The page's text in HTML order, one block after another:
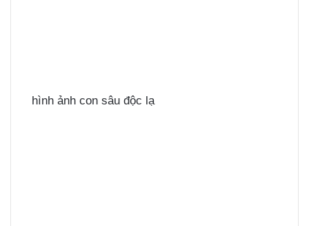
hình ảnh con sâu độc lạ